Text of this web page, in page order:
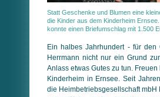
Statt Geschenke und Blumen eine
die Kinder aus dem Kinderheim
konnte einen Briefumschlag mit 1.500
Ein halbes Jahrhundert - für den
Herrmann nicht nur ein Grund
Anlass etwas Gutes zu tun.
Kinderheim in Ernsee. Seit
die Heimbetriebsgesellschaft mbH